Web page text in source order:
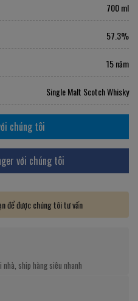
700 ml
57.3%
15 năm
Single Malt Scotch Whisky
chúng tôi
với chúng tôi
để được chúng tôi tư vấn
nhà, ship hàng siêu nhanh